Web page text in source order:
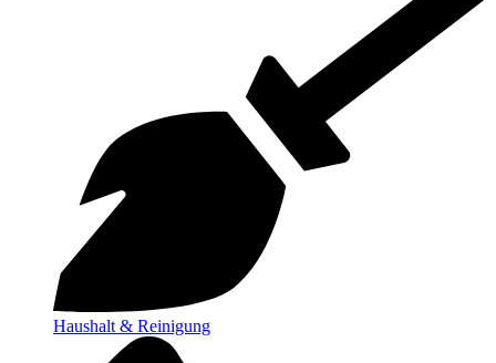
Haushalt & Reinigung